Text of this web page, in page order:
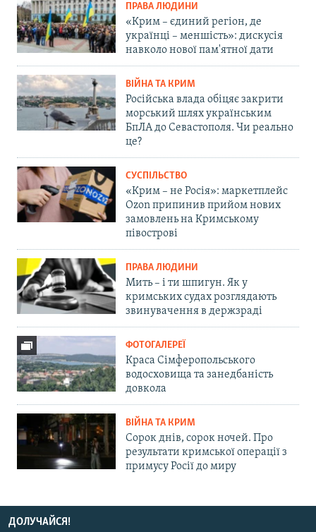
ПРАВА ЛЮДИНИ
«Крим – єдиний регіон, де
українці – меншість»: дискусія
навколо нової пам'ятної дати
ВІЙНА ТА КРИМ
Російська влада обіцяє закрити
морський шлях українським
БпЛА до Севастополя. Чи реально
це?
СУСПІЛЬСТВО
«Крим – не Росія»: маркетплейс
Ozon припинив прийом нових
замовлень на Кримському
півострові
ПРАВА ЛЮДИНИ
Мить – і ти шпигун. Як у
кримських судах розглядають
звинувачення в держзраді
ФОТОГАЛЕРЕЇ
Краса Сімферопольського
водосховища та занедбаність
довкола
ВІЙНА ТА КРИМ
Сорок днів, сорок ночей. Про
результати кримської операції з
примусу Росії до миру
ДОЛУЧАЙСЯ!